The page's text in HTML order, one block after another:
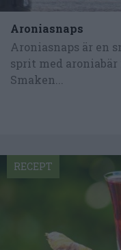
Aroniasnaps
Aroniasnaps är en
sprit med aroniabär
Smaken...
RECEPT